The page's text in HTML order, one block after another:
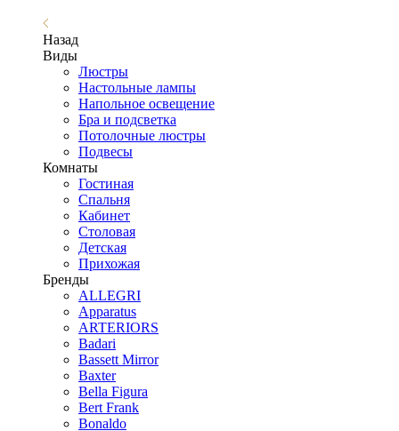
Назад
Виды
Люстры
Настольные лампы
Напольное освещение
Бра и подсветка
Потолочные люстры
Подвесы
Комнаты
Гостиная
Спальня
Кабинет
Столовая
Детская
Прихожая
Бренды
ALLEGRI
Apparatus
ARTERIORS
Badari
Bassett Mirror
Baxter
Bella Figura
Bert Frank
Bonaldo